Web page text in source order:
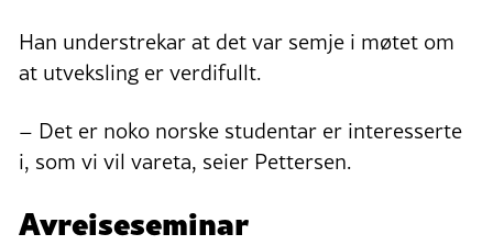
Han understrekar at det var semje i møtet om
at utveksling er verdifullt.
– Det er noko norske studentar er interesserte
i, som vi vil vareta, seier Pettersen.
Avreiseseminar